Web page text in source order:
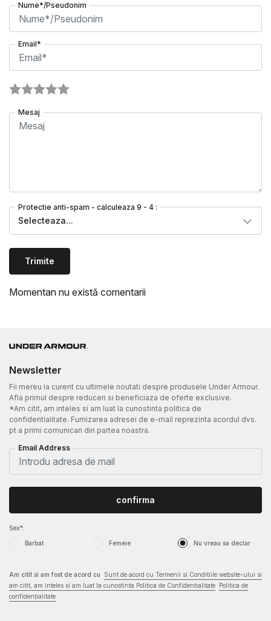
Nume*/Pseudonim
Email*
Mesaj
Protectie anti-spam - calculeaza 9 - 4 :
Selecteaza...
Trimite
Momentan nu există comentarii
Newsletter
Fii mereu la curent cu ultimele noutati despre produsele Under Armour.
Afla primul despre reduceri si beneficiaza de oferte exclusive.
*Am citit, am inteles si am luat la cunostinta politica de
confidentialitate. Furnizarea adresei de e-mail reprezinta acordul dvs.
pt a primi comunicari din partea noastra.
Email Address
Sex*:
Barbat Femeie Nu vreau sa declar
confirma
Am citit si am fost de acord cu
Sunt de acord cu Termenii si Conditiile website-ului si
am citit, am inteles si am luat la cunostinta Politica de Confidentialitate
Politica de
confidențialitate